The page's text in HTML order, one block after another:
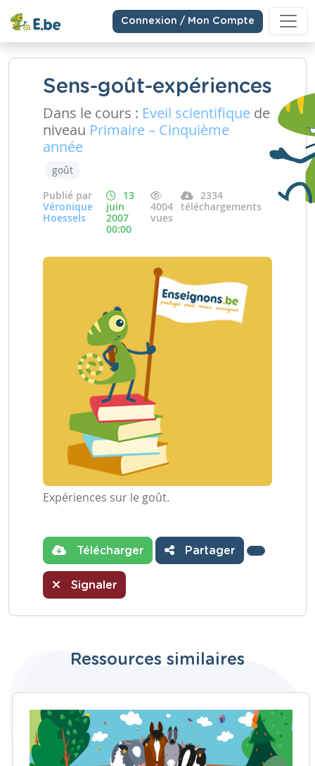
Connexion / Mon Compte
Sens-goût-expériences
Dans le cours : Eveil scientifique de
niveau Primaire – Cinquième
année
goût
Publié par
Véronique
Hoessels
13
juin
2007
00:00
4004
vues
2334
téléchargements
Expériences sur le goût.
Télécharger Partager
Signaler
Ressources similaires